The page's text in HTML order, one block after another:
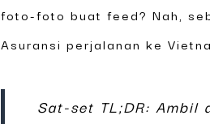
foto-foto buat feed? Nah,
Asuransi perjalanan ke
Sat-set TL;DR: Ambil